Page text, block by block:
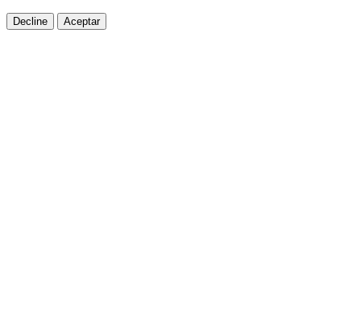
Decline Aceptar